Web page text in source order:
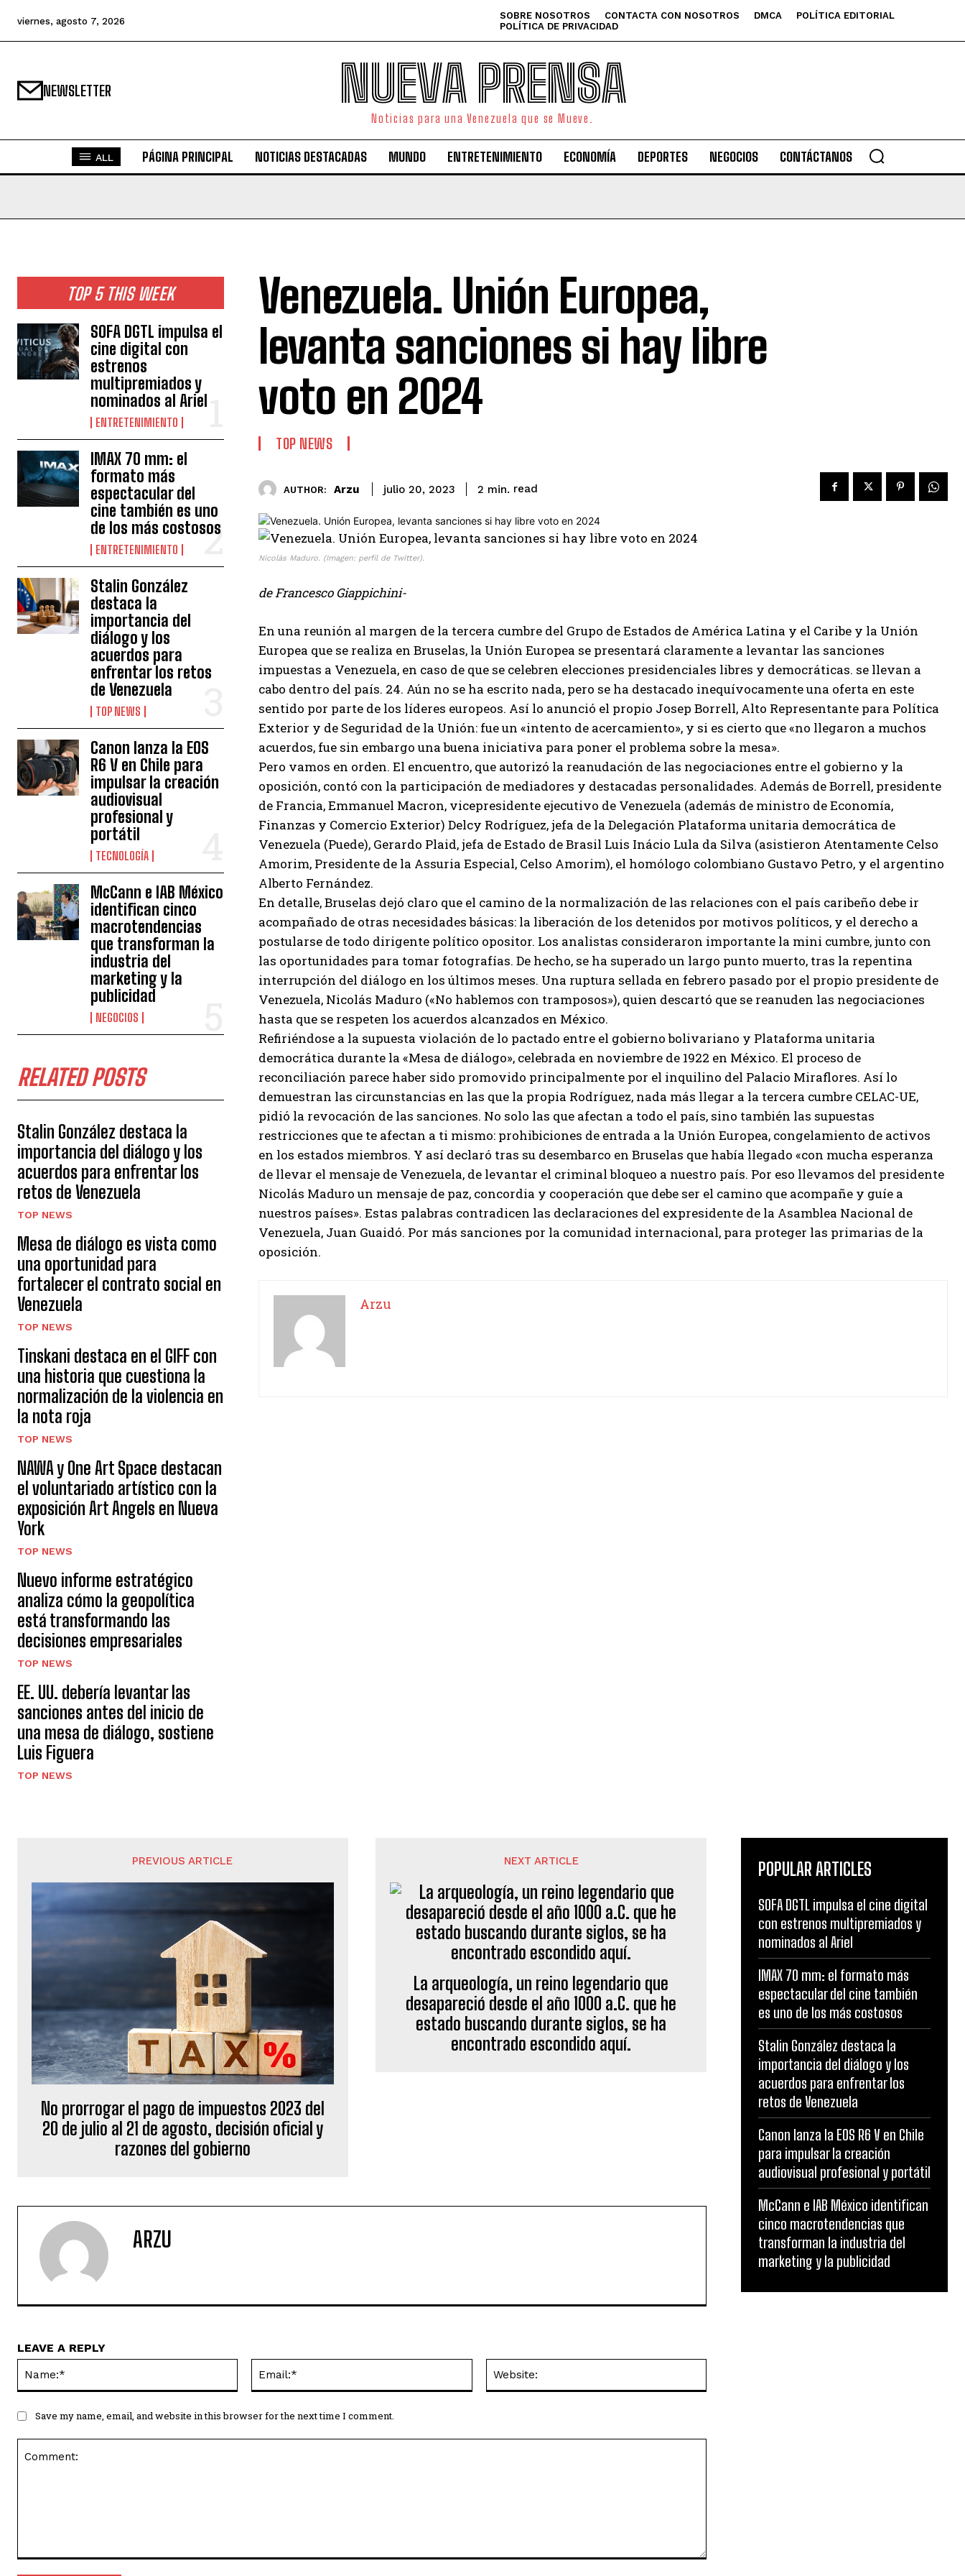
I WANT IN
viernes, agosto 7, 2026 SOBRE NOSOTROS CONTACTA CON NOSOTROS DMCA
POLÍTICA EDITORIAL
POLÍTICA DE PRIVACIDAD
NEWSLETTER NUEVA PRENSA
Noticias para una Venezuela que se Mueve.
ALL PÁGINA PRINCIPAL NOTICIAS DESTACADAS MUNDO ENTRETENIMIENTO ECONOMÍA DEPORTES NEGOCIOS CONTÁCTANOS
TOP 5 THIS WEEK
SOFA DGTL impulsa el
cine digital con
estrenos
multipremiados y
nominados al Ariel
ENTRETENIMIENTO
IMAX 70 mm: el
formato más
espectacular del
cine también es uno
de los más costosos
ENTRETENIMIENTO
Stalin González
destaca la
importancia del
diálogo y los
acuerdos para
enfrentar los retos
de Venezuela
TOP NEWS
Canon lanza la EOS
R6 V en Chile para
impulsar la creación
audiovisual
profesional y
portátil
TECNOLOGÍA
McCann e IAB México
identifican cinco
macrotendencias
que transforman la
industria del
marketing y la
publicidad
NEGOCIOS
RELATED POSTS
Stalin González destaca la
importancia del diálogo y los
acuerdos para enfrentar los
retos de Venezuela
TOP NEWS
Mesa de diálogo es vista como
una oportunidad para
fortalecer el contrato social en
Venezuela
TOP NEWS
Tinskani destaca en el GIFF con
una historia que cuestiona la
normalización de la violencia en
la nota roja
TOP NEWS
NAWA y One Art Space destacan
el voluntariado artístico con la
exposición Art Angels en Nueva
York
TOP NEWS
Nuevo informe estratégico
analiza cómo la geopolítica
está transformando las
decisiones empresariales
TOP NEWS
EE. UU. debería levantar las
sanciones antes del inicio de
una mesa de diálogo, sostiene
Luis Figuera
TOP NEWS
Venezuela. Unión Europea,
levanta sanciones si hay libre
voto en 2024
TOP NEWS
AUTHOR: Arzu julio 20, 2023 2 min. read
Nicolás Maduro. (Imagen: perfil de Twitter).
de Francesco Giappichini-
En una reunión al margen de la tercera cumbre del Grupo de Estados de América Latina y el Caribe y la Unión
Europea que se realiza en Bruselas, la Unión Europea se presentará claramente a levantar las sanciones
impuestas a Venezuela, en caso de que se celebren elecciones presidenciales libres y democráticas. se llevan a
cabo dentro del país. 24. Aún no se ha escrito nada, pero se ha destacado inequívocamente una oferta en este
sentido por parte de los líderes europeos. Así lo anunció el propio Josep Borrell, Alto Representante para Política
Exterior y de Seguridad de la Unión: fue un «intento de acercamiento», y si es cierto que «no llegaron a muchos
acuerdos, fue sin embargo una buena iniciativa para poner el problema sobre la mesa».
Pero vamos en orden. El encuentro, que autorizó la reanudación de las negociaciones entre el gobierno y la
oposición, contó con la participación de mediadores y destacadas personalidades. Además de Borrell, presidente
de Francia, Emmanuel Macron, vicepresidente ejecutivo de Venezuela (además de ministro de Economía,
Finanzas y Comercio Exterior) Delcy Rodríguez, jefa de la Delegación Plataforma unitaria democrática de
Venezuela (Puede), Gerardo Plaid, jefa de Estado de Brasil Luis Inácio Lula da Silva (asistieron Atentamente Celso
Amorim, Presidente de la Assuria Especial, Celso Amorim), el homólogo colombiano Gustavo Petro, y el argentino
Alberto Fernández.
En detalle, Bruselas dejó claro que el camino de la normalización de las relaciones con el país caribeño debe ir
acompañado de otras necesidades básicas: la liberación de los detenidos por motivos políticos, y el derecho a
postularse de todo dirigente político opositor. Los analistas consideraron importante la mini cumbre, junto con
las oportunidades para tomar fotografías. De hecho, se ha superado un largo punto muerto, tras la repentina
interrupción del diálogo en los últimos meses. Una ruptura sellada en febrero pasado por el propio presidente de
Venezuela, Nicolás Maduro («No hablemos con tramposos»), quien descartó que se reanuden las negociaciones
hasta que se respeten los acuerdos alcanzados en México.
Refiriéndose a la supuesta violación de lo pactado entre el gobierno bolivariano y Plataforma unitaria
democrática durante la «Mesa de diálogo», celebrada en noviembre de 1922 en México. El proceso de
reconciliación parece haber sido promovido principalmente por el inquilino del Palacio Miraflores. Así lo
demuestran las circunstancias en las que la propia Rodríguez, nada más llegar a la tercera cumbre CELAC-UE,
pidió la revocación de las sanciones. No solo las que afectan a todo el país, sino también las supuestas
restricciones que te afectan a ti mismo: prohibiciones de entrada a la Unión Europea, congelamiento de activos
en los estados miembros. Y así declaró tras su desembarco en Bruselas que había llegado «con mucha esperanza
de llevar el mensaje de Venezuela, de levantar el criminal bloqueo a nuestro país. Por eso llevamos del presidente
Nicolás Maduro un mensaje de paz, concordia y cooperación que debe ser el camino que acompañe y guíe a
nuestros países». Estas palabras contradicen las declaraciones del expresidente de la Asamblea Nacional de
Venezuela, Juan Guaidó. Por más sanciones por la comunidad internacional, para proteger las primarias de la
oposición.
Arzu
PREVIOUS ARTICLE
No prorrogar el pago de impuestos 2023 del
20 de julio al 21 de agosto, decisión oficial y
razones del gobierno
NEXT ARTICLE
La arqueología, un reino legendario que
desapareció desde el año 1000 a.C. que he
estado buscando durante siglos, se ha
encontrado escondido aquí.
ARZU
LEAVE A REPLY
Save my name, email, and website in this browser for the next time I comment.
POPULAR ARTICLES
SOFA DGTL impulsa el cine digital
con estrenos multipremiados y
nominados al Ariel
IMAX 70 mm: el formato más
espectacular del cine también
es uno de los más costosos
Stalin González destaca la
importancia del diálogo y los
acuerdos para enfrentar los
retos de Venezuela
Canon lanza la EOS R6 V en Chile
para impulsar la creación
audiovisual profesional y portátil
McCann e IAB México identifican
cinco macrotendencias que
transforman la industria del
marketing y la publicidad